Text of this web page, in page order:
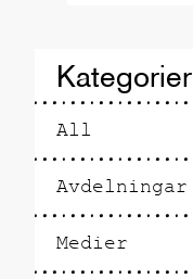
Kategorier
All
Avdelningar
Medier